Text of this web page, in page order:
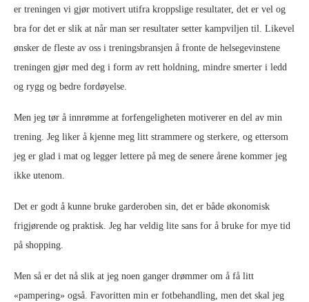
er treningen vi gjør motivert utifra kroppslige resultater, det er vel og
bra for det er slik at når man ser resultater setter kampviljen til. Likevel
ønsker de fleste av oss i treningsbransjen å fronte de helsegevinstene
treningen gjør med deg i form av rett holdning, mindre smerter i ledd
og rygg og bedre fordøyelse.
Men jeg tør å innrømme at forfengeligheten motiverer en del av min
trening. Jeg liker å kjenne meg litt strammere og sterkere, og ettersom
jeg er glad i mat og legger lettere på meg de senere årene kommer jeg
ikke utenom.
Det er godt å kunne bruke garderoben sin, det er både økonomisk
frigjørende og praktisk. Jeg har veldig lite sans for å bruke for mye tid
på shopping.
Men så er det nå slik at jeg noen ganger drømmer om å få litt
«pampering» også. Favoritten min er fotbehandling, men det skal jeg